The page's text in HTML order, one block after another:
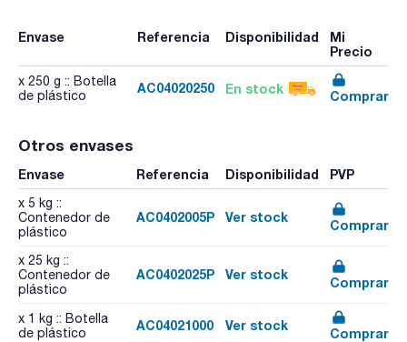
Envase Referencia Disponibilidad
Mi
Precio
x 250 g :: Botella
de plástico
AC04020250 En stock Comprar
Otros envases
Envase Referencia Disponibilidad PVP
x 5 kg ::
Contenedor de
plástico
AC0402005P Ver stock
Comprar
x 25 kg ::
Contenedor de
plástico
AC0402025P Ver stock
Comprar
x 1 kg :: Botella
de plástico
AC04021000 Ver stock
Comprar